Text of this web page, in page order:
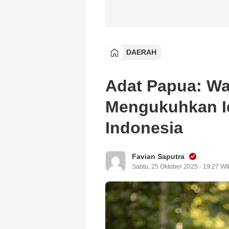
DAERAH
Adat Papua:
Mengukuhkan
Indonesia
Favian Saputra
Sabtu, 25 Oktober 2025 - 19:27